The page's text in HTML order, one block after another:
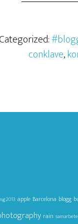
conklave,
apple Barcelona blogg
rain samarbete